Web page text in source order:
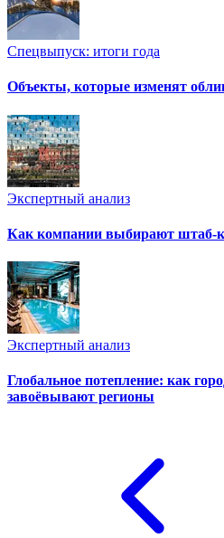
Спецвыпуск: итоги года
Объекты, которые изменят
Экспертный анализ
Как компании выбирают штаб-
Экспертный анализ
Глобальное потепление: как
завоёвывают регионы